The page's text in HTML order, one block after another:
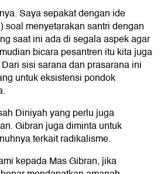
Saya sepakat dengan ide
soal menyetarakan santri dengan
saat ini ada di segala aspek agar
bicara pesantren itu kita juga
sisi sarana dan prasarana ini
untuk eksistensi pondok
Diniyah yang perlu juga
Gibran juga diminta untuk
terkait radikalisme.
kepada Mas Gibran, jika